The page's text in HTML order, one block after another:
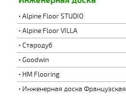
Alpine Floor STUDIO
Alpine Floor VILLA
Стародуб
Goodwin
HM Flooring
Инженерная доска Французская